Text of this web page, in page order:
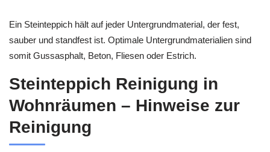
Ein Steinteppich hält auf jeder Untergrundmaterial, der fest,
sauber und standfest ist. Optimale Untergrundmaterialien sind
somit Gussasphalt, Beton, Fliesen oder Estrich.
Steinteppich Reinigung in
Wohnräumen – Hinweise zur
Reinigung